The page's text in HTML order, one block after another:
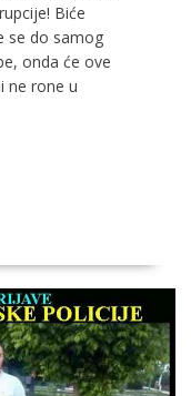
Biće
se do samog
onda će ove
ne rone u